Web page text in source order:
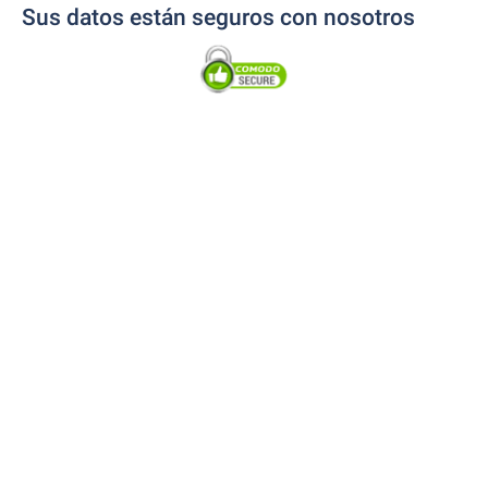
Sus datos están seguros con nosotros